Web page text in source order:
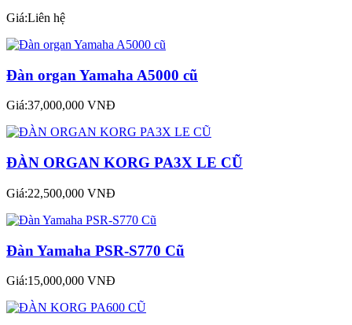
Giá:Liên hệ
Đàn organ Yamaha A5000 cũ
Giá:37,000,000 VNĐ
ĐÀN ORGAN KORG PA3X LE CŨ
Giá:22,500,000 VNĐ
Đàn Yamaha PSR-S770 Cũ
Giá:15,000,000 VNĐ